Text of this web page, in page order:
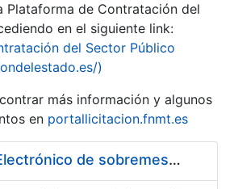
Plataforma de Contratación del
en el siguiente link:
del Sector Público
)
más información y algunos
en portallicitacion.fnmt.es
Microscopio Electrónico de sobremesa con Sistema de Análisis por Rayos X (SEM/EDX)